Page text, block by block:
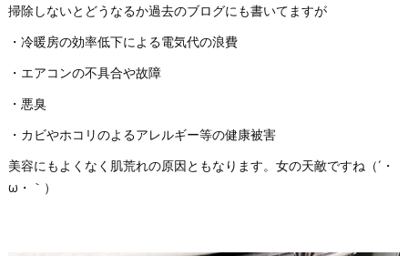
掃除しないとどうなるか過去のブログにも書いてますが
・冷暖房の効率低下による電気代の浪費
・エアコンの不具合や故障
・悪臭
・カビやホコリのよるアレルギー等の健康被害
美容にもよくなく肌荒れの原因ともなります。女の天敵ですね（´・
ω・｀）